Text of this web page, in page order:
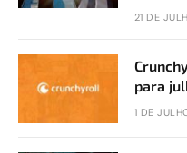
21 DE
para
1 DE